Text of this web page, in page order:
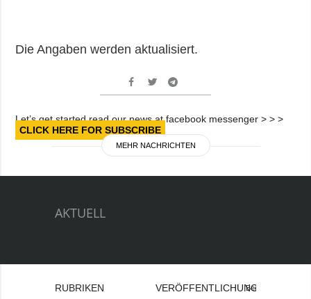
Die Angaben werden aktualisiert.
Let’s get started read our news at facebook messenger > > >
CLICK HERE FOR SUBSCRIBE
MEHR NACHRICHTEN
AKTUELL
RUBRIKEN
VERÖFFENTLICHUNGEN
Bei